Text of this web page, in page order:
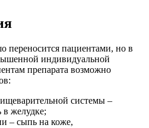
переносится пациентами, но в
индивидуальной
препарата возможно
системы –
в желудке;
– сыпь на коже,